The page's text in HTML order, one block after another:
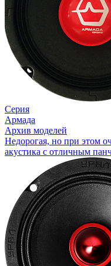
Серия
Армада
Архив моделей
Недорогая, но при этом
акустика с отличным